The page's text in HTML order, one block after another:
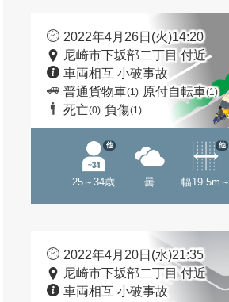
2022年4月26日(火)14:20
尼崎市下坂部二丁目 付近
車両相互 小破事故
普通貨物車(1) 原付自転車(1)
死亡(0) 負傷(1)
25～34歳
他
曇 幅19.5m～
他
2022年4月20日(水)21:35
尼崎市下坂部二丁目 付近
車両相互 小破事故